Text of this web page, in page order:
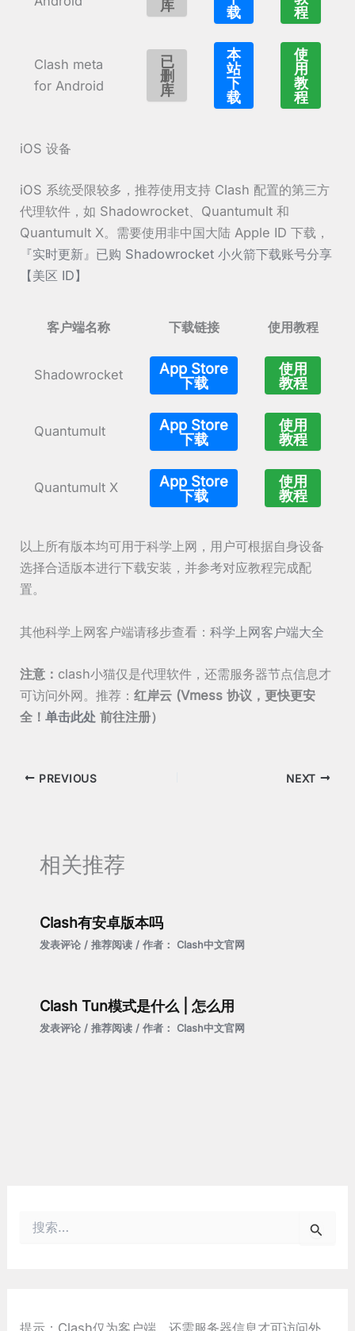
库
载
程
Clash meta
for Android
已
删
库
本
站
下
载
使
用
教
程
iOS 设备
iOS 系统受限较多，推荐使用支持 Clash 配置的第三方
代理软件，如 Shadowrocket、Quantumult 和
Quantumult X。需要使用非中国大陆 Apple ID 下载，
『实时更新』已购 Shadowrocket 小火箭下载账号分享
【美区 ID】
客户端名称 下载链接 使用教程
Shadowrocket
App Store
下载
使用
教程
Quantumult
App Store
下载
使用
教程
Quantumult X
App Store
下载
使用
教程
以上所有版本均可用于科学上网，用户可根据自身设备
选择合适版本进行下载安装，并参考对应教程完成配
置。
其他科学上网客户端请移步查看：科学上网客户端大全
注意： clash小猫仅是代理软件，还需服务器节点信息才
可访问外网。推荐：红岸云 (Vmess 协议，更快更安
全！单击此处前往注册）
PREVIOUS NEXT
相关推荐
Clash有安卓版本吗
发表评论 / 推荐阅读/ 作者： Clash中文官网
Clash Tun模式是什么 | 怎么用
发表评论 / 推荐阅读/ 作者： Clash中文官网
提示：Clash仅为客户端，还需服务器信息才可访问外